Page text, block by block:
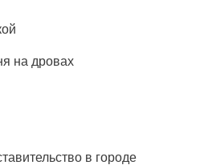
на дровах
в городе